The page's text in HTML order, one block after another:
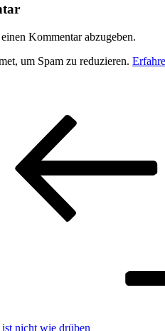
Kommentar abzugeben.
um Spam zu reduzieren.
nicht wie drüben